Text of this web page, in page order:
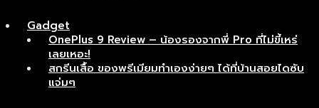
Gadget
OnePlus 9 Review – น้องรองจากพี่ Pro ที่ไม่ขี้เหร่
เลยเหอะ!
สกรีนเสื้อ ของพรีเมียมทำเองง่ายๆ ได้ที่บ้านสอยไดซับ
แจ่มๆ